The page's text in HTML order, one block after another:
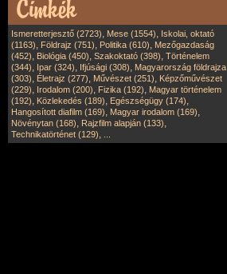
Ismeretterjesztő (2723), Mese (1554), Iskolai, oktató
(1163), Földrajz (751), Politika (610), Mezőgazdaság
(452), Biológia (450), Szakoktató (398), Történelem
(344), Ipar (324), Ifjúsági (308), Magyarország földrajza
(303), Életrajz (277), Művészet (251), Képzőművészet
(229), Irodalom (200), Fizika (192), Magyar történelem
(192), Közlekedés (189), Egészségügy (174),
Hangosított diafilm (169), Magyar irodalom (169),
Növénytan (168), Rajzfilm alapján (133),
Technikatörténet (129),